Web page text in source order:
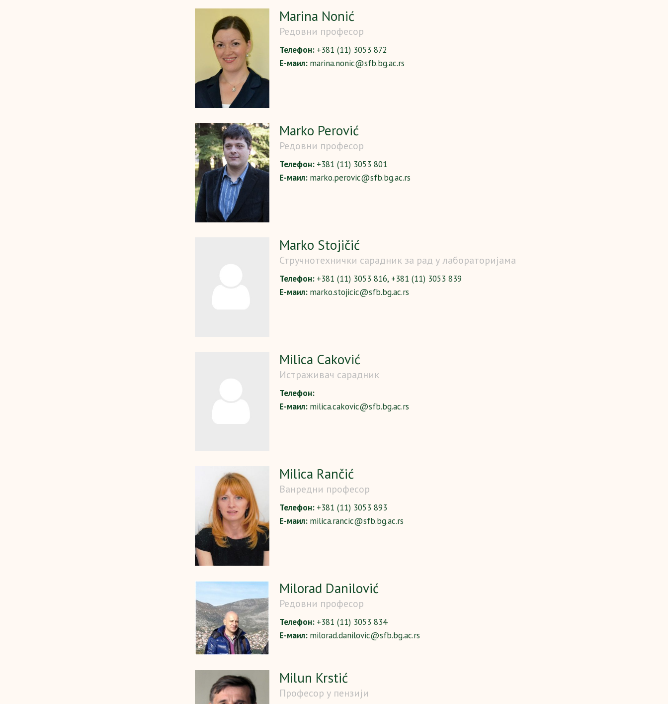
Marina Nonić
Редовни професор
Телефон: +381 (11) 3053 872
Е-маил: marina.nonic@sfb.bg.ac.rs
Marko Perović
Редовни професор
Телефон: +381 (11) 3053 801
Е-маил: marko.perovic@sfb.bg.ac.rs
Marko Stojičić
Стручнотехнички сарадник за рад у лабораторијама
Телефон: +381 (11) 3053 816, +381 (11) 3053 839
Е-маил: marko.stojicic@sfb.bg.ac.rs
Milica Caković
Истраживач сарадник
Телефон:
Е-маил: milica.cakovic@sfb.bg.ac.rs
Milica Rančić
Ванредни професор
Телефон: +381 (11) 3053 893
Е-маил: milica.rancic@sfb.bg.ac.rs
Milorad Danilović
Редовни професор
Телефон: +381 (11) 3053 834
Е-маил: milorad.danilovic@sfb.bg.ac.rs
Milun Krstić
Професор у пензији